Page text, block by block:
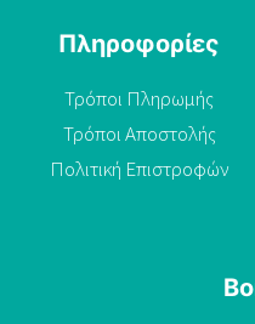
Πληροφορίες
Τρόποι Πληρωμής
Τρόποι Αποστολής
Πολιτική Επιστροφών